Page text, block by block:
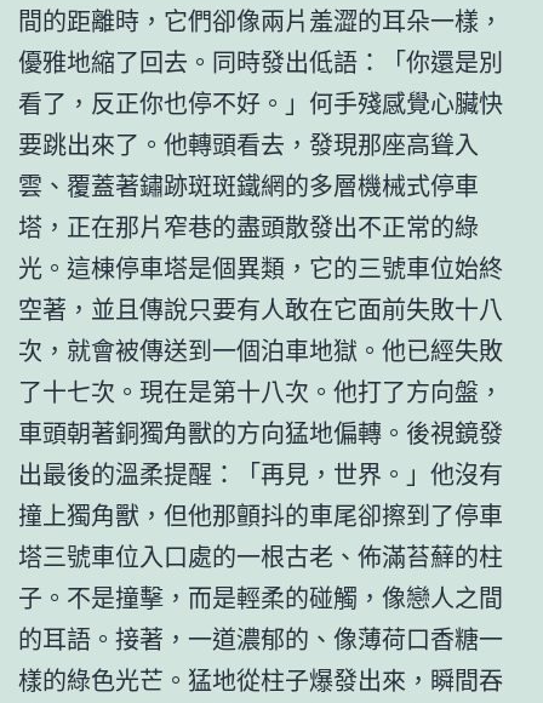
間的距離時，它們卻像兩片羞澀的耳朵一樣，
優雅地縮了回去。同時發出低語：「你還是別
看了，反正你也停不好。」何手殘感覺心臟快
要跳出來了。他轉頭看去，發現那座高聳入
雲、覆蓋著鏽跡斑斑鐵網的多層機械式停車
塔，正在那片窄巷的盡頭散發出不正常的綠
光。這棟停車塔是個異類，它的三號車位始終
空著，並且傳說只要有人敢在它面前失敗十八
次，就會被傳送到一個泊車地獄。他已經失敗
了十七次。現在是第十八次。他打了方向盤，
車頭朝著銅獨角獸的方向猛地偏轉。後視鏡發
出最後的溫柔提醒：「再見，世界。」他沒有
撞上獨角獸，但他那顫抖的車尾卻擦到了停車
塔三號車位入口處的一根古老、佈滿苔蘚的柱
子。不是撞擊，而是輕柔的碰觸，像戀人之間
的耳語。接著，一道濃郁的、像薄荷口香糖一
樣的綠色光芒。猛地從柱子爆發出來，瞬間吞